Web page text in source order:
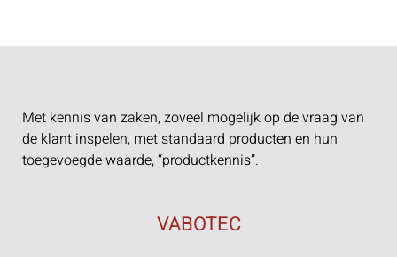
Met kennis van zaken, zoveel mogelijk op de vraag van
de klant inspelen, met standaard producten en hun
toegevoegde waarde, “productkennis”.
VABOTEC